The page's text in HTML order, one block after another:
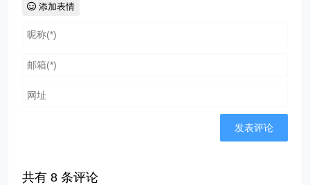
添加表情
共有8 条评论